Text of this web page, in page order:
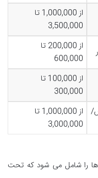
از 1,000,000 تا
3,500,000
از 200,000 تا
600,000
از 100,000 تا
300,000
از 1,000,000 تا
3,000,000
ها را شامل می شود که تحت